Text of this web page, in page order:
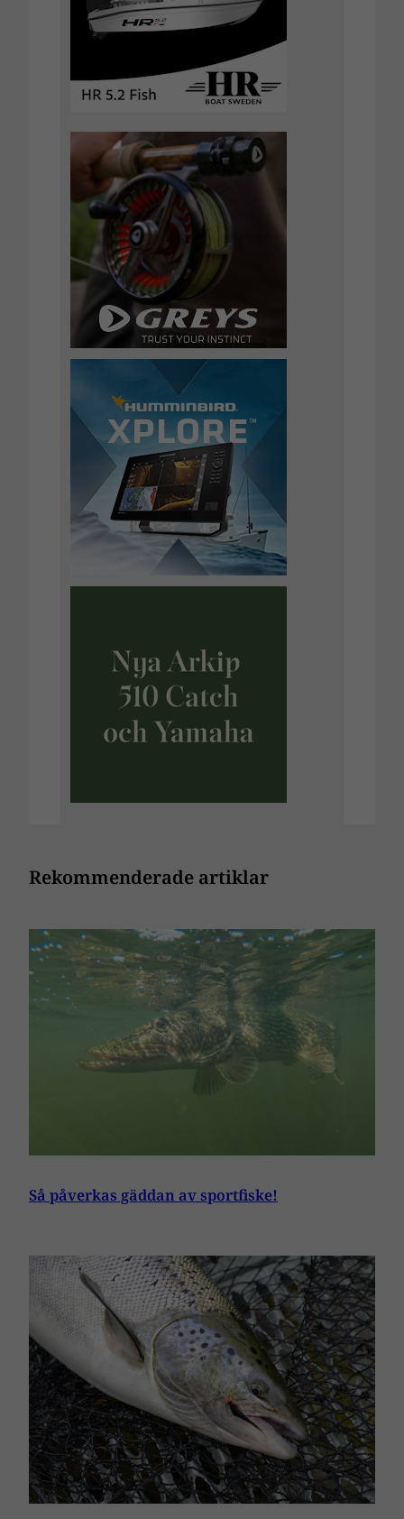
Rekommenderade artiklar
Så påverkas gäddan av sportfiske!